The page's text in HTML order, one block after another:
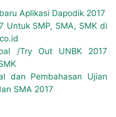
Aplikasi Dapodik 2017
Untuk SMP, SMA, SMK di
/Try Out UNBK 2017
dan Pembahasan Ujian
SMA 2017